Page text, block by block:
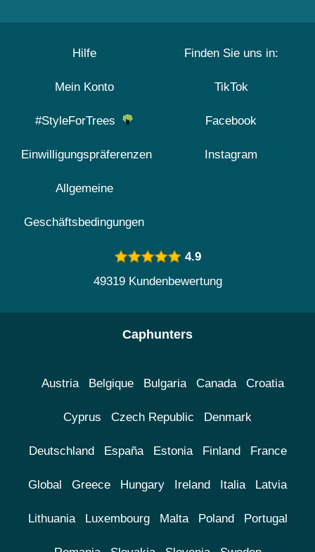
Hilfe
Mein Konto
#StyleForTrees
Einwilligungspräferenzen
Allgemeine
Geschäftsbedingungen
Finden Sie uns in:
TikTok
Facebook
Instagram
4.9
49319 Kundenbewertung
Caphunters
Austria Belgique Bulgaria Canada Croatia
Cyprus Czech Republic Denmark
Deutschland España Estonia Finland France
Global Greece Hungary Ireland Italia Latvia
Lithuania Luxembourg Malta Poland Portugal